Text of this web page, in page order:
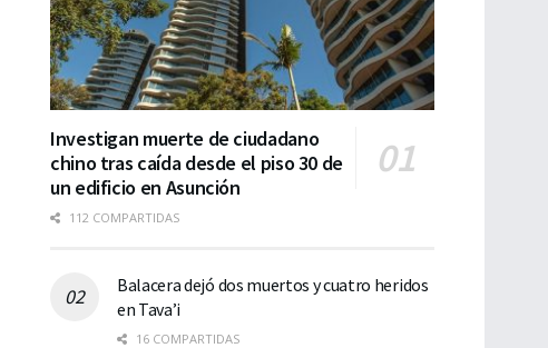
Investigan muerte de ciudadano
chino tras caída desde el piso 30 de
un edificio en Asunción
112 COMPARTIDAS
Balacera dejó dos muertos y cuatro heridos
en Tava’i
16 COMPARTIDAS